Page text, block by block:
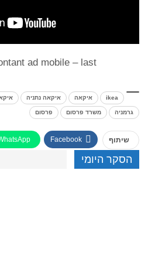
ikea איקאה איקאה נתניה
גרמניה משרד פרסום פרסום
שיתוף Facebook
הסקר היומי